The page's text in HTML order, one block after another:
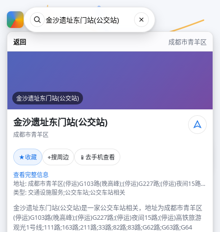
返回 成都市青羊区
金沙遗址东门站(公交站)
金沙遗址东门站(公交站)
成都市青羊区
★收藏 ⌖搜周边 📱 去手机查看
查看完整信息
地址: 成都市青羊区(停运)G103路(晚高峰);(停运)G227路;(停运)夜间15路...
类型: 交通设施服务;公交车站;公交车站相关
金沙遗址东门站(公交站)是一家公交车站相关，地址为成都市青羊区
(停运)G103路(晚高峰);(停运)G227路;(停运)夜间15路;(停运)高铁旅游
观光1号线;111路;163路;211路;33路;82路;83路;G62路;G63路;G64